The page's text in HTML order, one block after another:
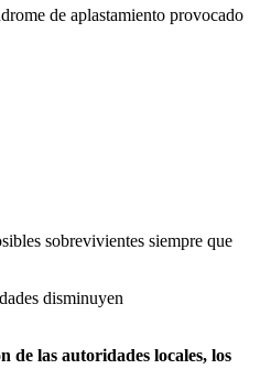
de aplastamiento provocado
sobrevivientes siempre que
disminuyen
de las autoridades locales, los